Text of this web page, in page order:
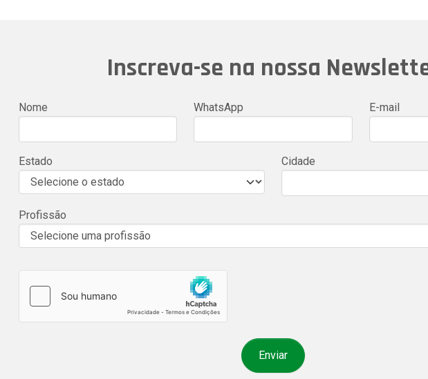
Inscreva-se na nossa
Nome WhatsApp E-mail
Estado Cidade
Profissão